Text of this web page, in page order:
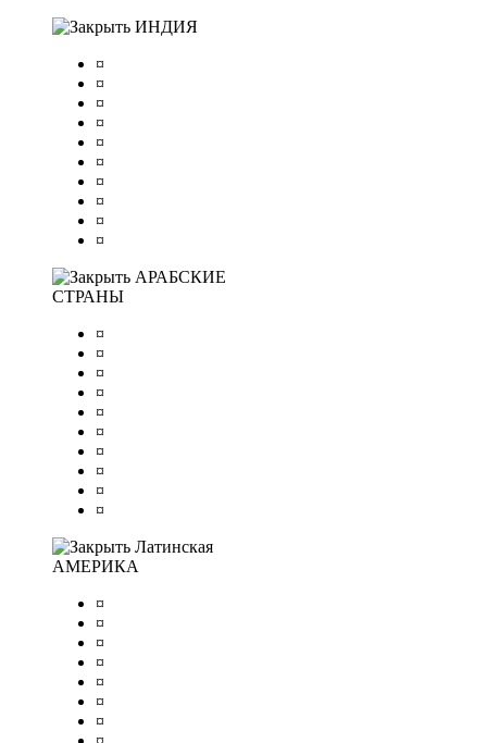
ИНДИЯ
¤
¤
¤
¤
¤
¤
¤
¤
¤
¤
АРАБСКИЕ
СТРАНЫ
¤
¤
¤
¤
¤
¤
¤
¤
¤
¤
Латинская
АМЕРИКА
¤
¤
¤
¤
¤
¤
¤